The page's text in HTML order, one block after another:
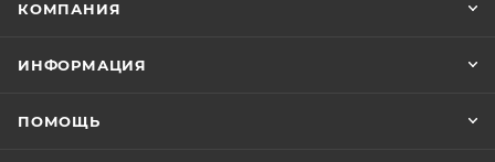
КОМПАНИЯ
ИНФОРМАЦИЯ
ПОМОЩЬ